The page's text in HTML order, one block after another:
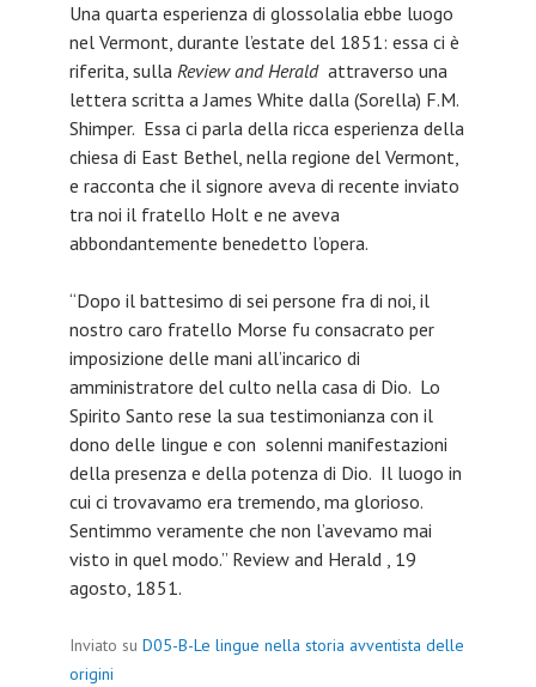
Una quarta esperienza di glossolalia ebbe luogo
nel Vermont, durante l’estate del 1851: essa ci è
riferita, sulla Review and Herald attraverso una
lettera scritta a James White dalla (Sorella) F.M.
Shimper. Essa ci parla della ricca esperienza della
chiesa di East Bethel, nella regione del Vermont,
e racconta che il signore aveva di recente inviato
tra noi il fratello Holt e ne aveva
abbondantemente benedetto l’opera.
“Dopo il battesimo di sei persone fra di noi, il
nostro caro fratello Morse fu consacrato per
imposizione delle mani all’incarico di
amministratore del culto nella casa di Dio. Lo
Spirito Santo rese la sua testimonianza con il
dono delle lingue e con solenni manifestazioni
della presenza e della potenza di Dio. Il luogo in
cui ci trovavamo era tremendo, ma glorioso.
Sentimmo veramente che non l’avevamo mai
visto in quel modo.” Review and Herald , 19
agosto, 1851.
Inviato su D05-B-Le lingue nella storia avventista delle
origini